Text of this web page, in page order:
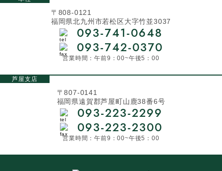
〒808-0121
福岡県北九州市若松区大字竹並3037
093-741-0648
093-742-0370
営業時間：午前9：00~午後5：00
芦屋支店
〒807-0141
福岡県遠賀郡芦屋町山鹿38番6号
093-223-2299
093-223-2300
営業時間：午前9：00~午後5：00